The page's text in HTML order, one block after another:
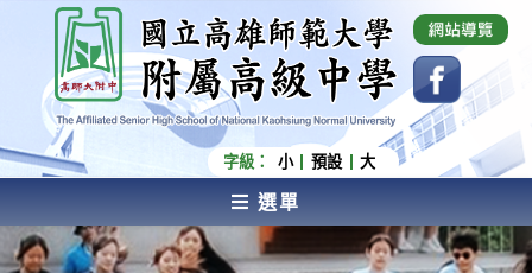
內
容
國立高雄師範大學附屬高級中學 Affiliated Senior
High School of National Kaohsiung Normal
University
字級： 小 預設 大
選單
AFFILIATED SENIOR HIGH SCHOOL OF NATIONAL